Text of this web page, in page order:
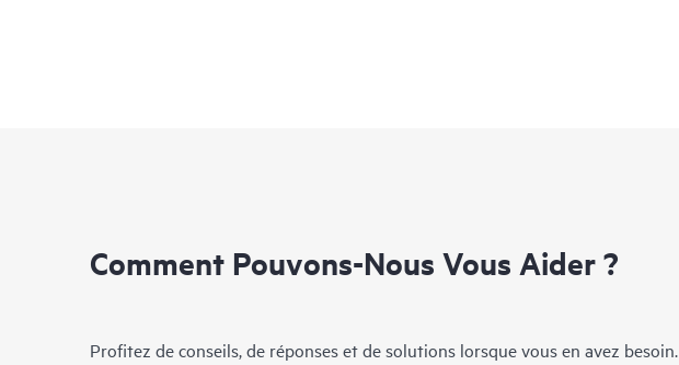
Comment Pouvons-Nous Vous Aider ?
Profitez de conseils, de réponses et de solutions lorsque vous en avez besoin.